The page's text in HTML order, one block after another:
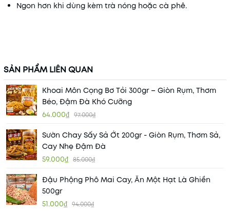
Ngon hơn khi dùng kèm trà nóng hoặc cà phê.
SẢN PHẨM LIÊN QUAN
Khoai Môn Cọng Bơ Tỏi 300gr – Giòn Rụm, Thơm
Béo, Đậm Đà Khó Cưỡng
64.000₫ 97.000₫
Sườn Chay Sấy Sả Ớt 200gr - Giòn Rụm, Thơm Sả,
Cay Nhẹ Đậm Đà
59.000₫ 85.000₫
Đậu Phộng Phô Mai Cay, Ăn Một Hạt Là Ghiền
500gr
51.000₫ 94.000₫